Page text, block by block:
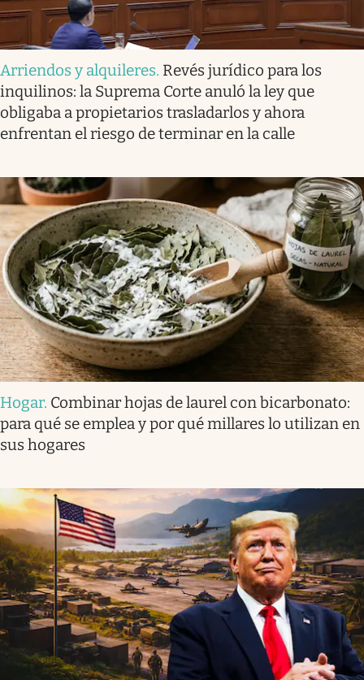
Arriendos y alquileres. Revés jurídico para los
inquilinos: la Suprema Corte anuló la ley que
obligaba a propietarios trasladarlos y ahora
enfrentan el riesgo de terminar en la calle
Hogar. Combinar hojas de laurel con bicarbonato:
para qué se emplea y por qué millares lo utilizan en
sus hogares